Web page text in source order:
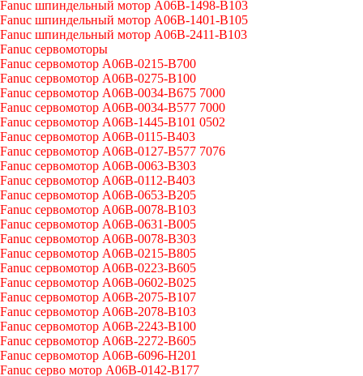
Fanuc шпиндельный мотор A06B-1498-B103
Fanuc шпиндельный мотор A06B-1401-B105
Fanuc шпиндельный мотор A06B-2411-B103
Fanuc сервомоторы
Fanuc сервомотор A06B-0215-B700
Fanuc сервомотор A06B-0275-B100
Fanuc сервомотор A06B-0034-B675 7000
Fanuc сервомотор A06B-0034-B577 7000
Fanuc сервомотор A06B-1445-B101 0502
Fanuc сервомотор A06B-0115-B403
Fanuc сервомотор A06B-0127-B577 7076
Fanuc сервомотор A06B-0063-B303
Fanuc сервомотор A06B-0112-B403
Fanuc сервомотор A06B-0653-B205
Fanuc сервомотор A06B-0078-B103
Fanuc сервомотор A06B-0631-B005
Fanuc сервомотор A06B-0078-B303
Fanuc сервомотор A06B-0215-B805
Fanuc сервомотор A06B-0223-B605
Fanuc сервомотор A06B-0602-B025
Fanuc сервомотор A06B-2075-B107
Fanuc сервомотор A06B-2078-B103
Fanuc сервомотор A06B-2243-B100
Fanuc сервомотор A06B-2272-B605
Fanuc сервомотор A06B-6096-H201
Fanuc серво мотор A06B-0142-B177